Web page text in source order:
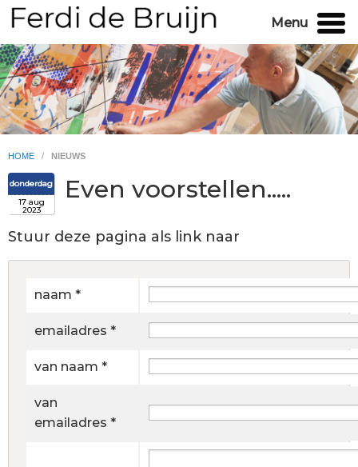
Menu
HOME / NIEUWS
Even voorstellen.....
donderdag
17 aug
2023
Stuur deze pagina als link naar
naam *
emailadres *
van naam *
van
emailadres *